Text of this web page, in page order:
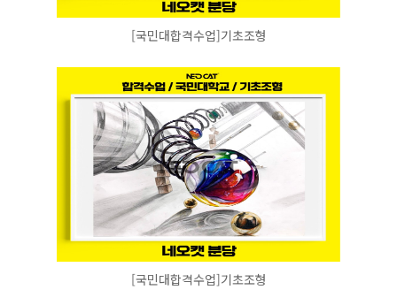
[국민대합격수업]기초조형
[국민대합격수업]기초조형